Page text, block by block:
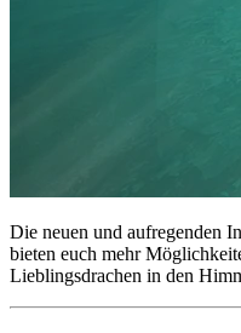
Die neuen und aufregenden
bieten euch mehr
Lieblingsdrachen in den